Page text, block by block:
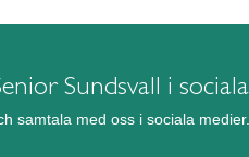
Sundsvall i
samtala med oss i sociala medier.